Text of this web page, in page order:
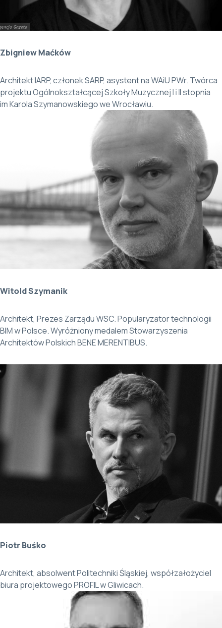
Zbigniew Maćków
Architekt IARP, członek SARP, asystent na WAiU PWr. Twórca
projektu Ogólnokształcącej Szkoły Muzycznej I i II stopnia
im Karola Szymanowskiego we Wrocławiu.
Witold Szymanik
Architekt, Prezes Zarządu WSC. Popularyzator technologii
BIM w Polsce. Wyróżniony medalem Stowarzyszenia
Architektów Polskich BENE MERENTIBUS.
Piotr Buśko
Architekt, absolwent Politechniki Śląskiej, współzałożyciel
biura projektowego PROFIL w Gliwicach.